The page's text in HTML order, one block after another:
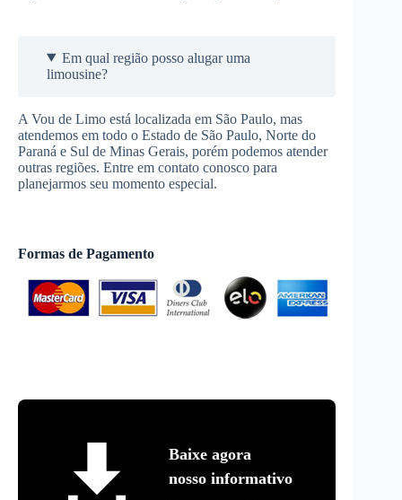
Em qual região posso alugar uma
limousine?
A Vou de Limo está localizada em São Paulo, mas
atendemos em todo o Estado de São Paulo, Norte do
Paraná e Sul de Minas Gerais, porém podemos atender
outras regiões. Entre em contato conosco para
planejarmos seu momento especial.
Formas de Pagamento
Baixe agora
nosso informativo